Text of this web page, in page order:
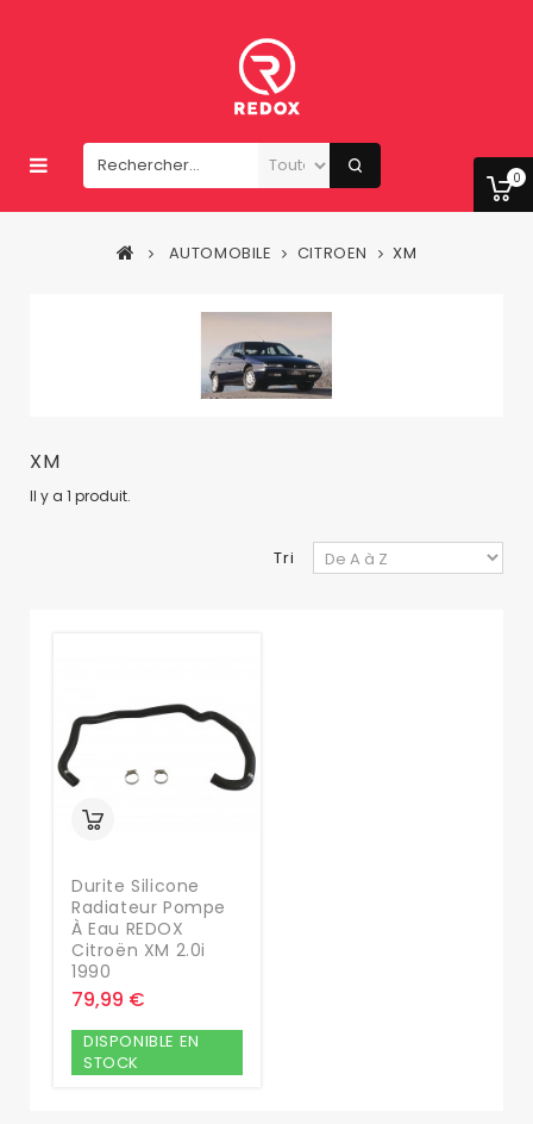
0
AUTOMOBILE CITROEN XM
XM
Il y a 1 produit.
Tri
Durite Silicone
Radiateur Pompe
À Eau REDOX
Citroën XM 2.0i
1990
79,99 €
DISPONIBLE EN
STOCK